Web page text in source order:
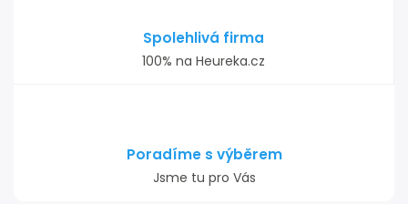
Spolehlivá firma
100% na Heureka.cz
Poradíme s výběrem
Jsme tu pro Vás